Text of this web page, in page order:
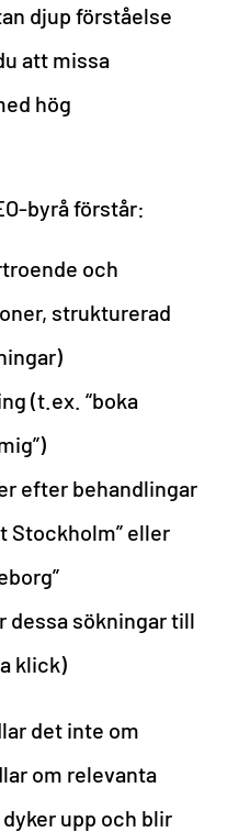
djup förståelse
att missa
hög
byrå förstår:
och
strukturerad
(t.ex. “boka
efter behandlingar
Stockholm” eller
dessa sökningar till
klick)
det inte om
om relevanta
upp och blir